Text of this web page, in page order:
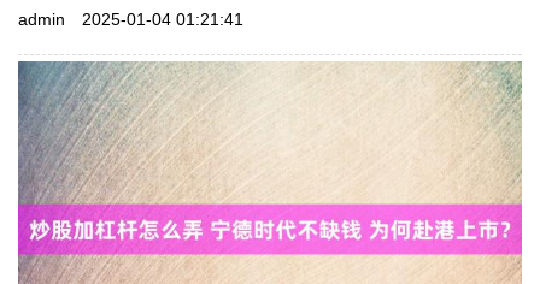
admin 2025-01-04 01:21:41